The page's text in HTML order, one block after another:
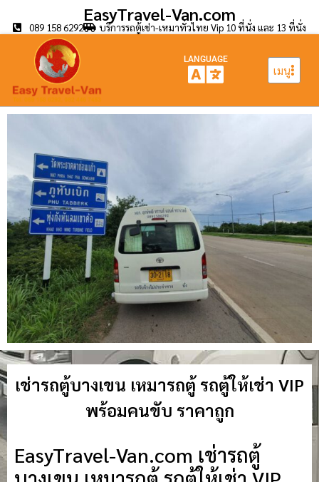
EasyTravel-Van.com
089 158 6292 บริการรถตู้เช่า-เหมาทั่วไทย Vip 10 ที่นั่ง และ 13 ที่นั่ง
เมนู
LANGUAGE
เช่ารถตู้บางเขน เหมารถตู้ รถตู้ให้เช่า VIP
พร้อมคนขับ ราคาถูก
EasyTravel-Van.com เช่ารถตู้